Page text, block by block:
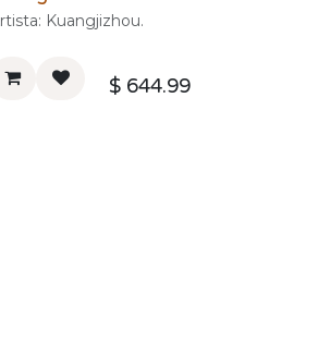
Artista: Kuangjizhou.
$ 644.99